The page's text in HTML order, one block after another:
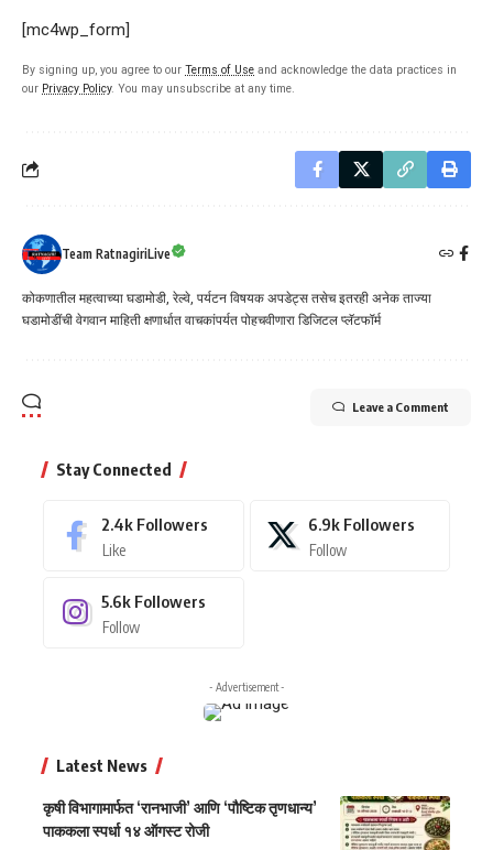
[mc4wp_form]
By signing up, you agree to our Terms of Use and acknowledge the data practices in
our Privacy Policy. You may unsubscribe at any time.
Team RatnagiriLive
कोकणातील महत्वाच्या घडामोडी, रेल्वे, पर्यटन विषयक अपडेट्स तसेच इतरही अनेक ताज्या
घडामोडींची वेगवान माहिती क्षणार्धात वाचकांपर्यत पोहचवीणारा डिजिटल प्लॅटफॉर्म
Leave a Comment
Stay Connected
2.4k Followers
Like
6.9k Followers
Follow
5.6k Followers
Follow
- Advertisement -
Latest News
कृषी विभागामार्फत ‘रानभाजी’ आणि ‘पौष्टिक तृणधान्य’
पाककला स्पर्धा १४ ऑगस्ट रोजी